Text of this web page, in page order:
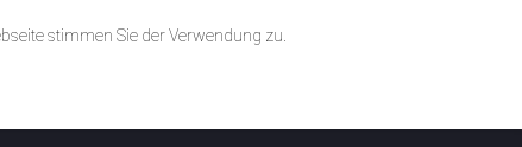
Buchen
stimmen Sie der Verwendung zu.